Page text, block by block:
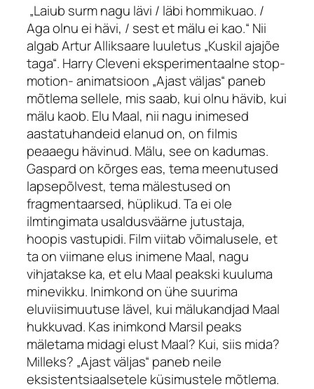
„Laiub surm nagu lävi / läbi hommikuao. /
Aga olnu ei hävi, / sest et mälu ei kao.“ Nii
algab Artur Alliksaare luuletus „Kuskil ajajõe
taga“. Harry Cleveni eksperimentaalne stop-
motion-animatsioon „Ajast väljas“ paneb
mõtlema sellele, mis saab, kui olnu hävib, kui
mälu kaob. Elu Maal, nii nagu inimesed
aastatuhandeid elanud on, on filmis
peaaegu hävinud. Mälu, see on kadumas.
Gaspard on kõrges eas, tema meenutused
lapsepõlvest, tema mälestused on
fragmentaarsed, hüplikud. Ta ei ole
ilmtingimata usaldusväärne jutustaja,
hoopis vastupidi. Film viitab võimalusele, et
ta on viimane elus inimene Maal, nagu
vihjatakse ka, et elu Maal peakski kuuluma
minevikku. Inimkond on ühe suurima
eluviisimuutuse lävel, kui mälukandjad Maal
hukkuvad. Kas inimkond Marsil peaks
mäletama midagi elust Maal? Kui, siis mida?
Milleks? „Ajast väljas“ paneb neile
eksistentsiaalsetele küsimustele mõtlema.